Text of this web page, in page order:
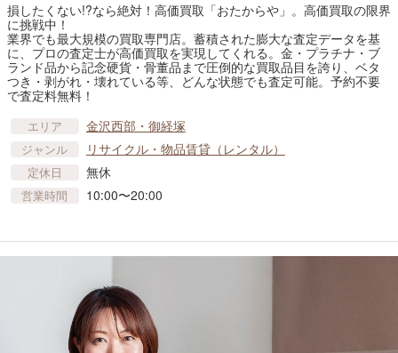
損したくない!?なら絶対！高価買取「おたからや」。高価買取の限界
に挑戦中！
業界でも最大規模の買取専門店。蓄積された膨大な査定データを基
に、プロの査定士が高価買取を実現してくれる。金・プラチナ・ブ
ランド品から記念硬貨・骨董品まで圧倒的な買取品目を誇り、ベタ
つき・剥がれ・壊れている等、どんな状態でも査定可能。予約不要
で査定料無料！
エリア 金沢西部・御経塚
ジャンル リサイクル・物品賃貸​（レンタル）
定休日 無休
営業時間 10:00〜20:00